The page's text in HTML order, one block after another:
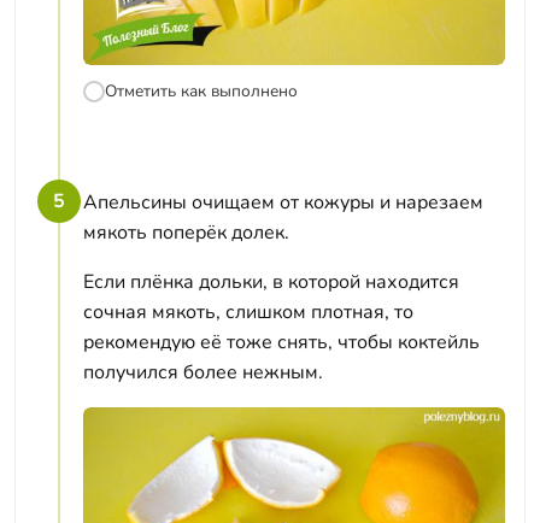
Отметить как выполнено
5
Апельсины очищаем от кожуры и нарезаем
мякоть поперёк долек.
Если плёнка дольки, в которой находится
сочная мякоть, слишком плотная, то
рекомендую её тоже снять, чтобы коктейль
получился более нежным.